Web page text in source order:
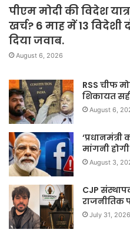
पीएम मोदी की विदेश
खर्च? 6 माह में 13
दिया जवाब.
August 6, 2026
RSS चीफ
शिकायत
August 6,
मांगनी
August 3,
CJP
राजनीतिक
July 31, 2026